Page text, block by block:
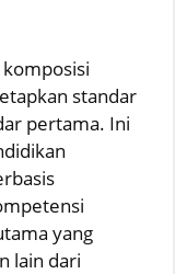
standar
pertama. Ini
yang
lain dari